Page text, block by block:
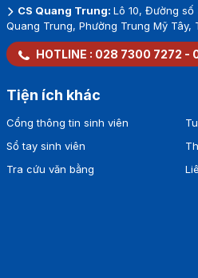
CS Quang Trung: Lô 10, Đường số
Quang Trung, Phường Trung Mỹ Tây,
HOTLINE : 028 7300 7272 -
Tiện ích khác
Cổng thông tin sinh viên
Sổ tay sinh viên
Tra cứu văn bằng